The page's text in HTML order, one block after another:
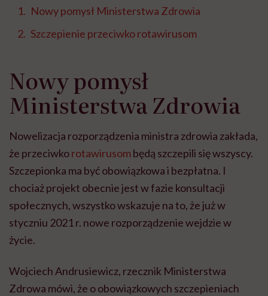
Nowy pomysł Ministerstwa Zdrowia
Szczepienie przeciwko rotawirusom
Nowy pomysł
Ministerstwa Zdrowia
Nowelizacja rozporządzenia ministra zdrowia zakłada,
że przeciwkorotawirusom będą szczepili się wszyscy.
Szczepionka ma być obowiązkowa i bezpłatna. I
chociaż projekt obecnie jest w fazie konsultacji
społecznych, wszystko wskazuje na to, że już w
styczniu 2021 r. nowe rozporządzenie wejdzie w
życie.
Wojciech Andrusiewicz, rzecznik Ministerstwa
Zdrowa mówi, że o obowiązkowych szczepieniach